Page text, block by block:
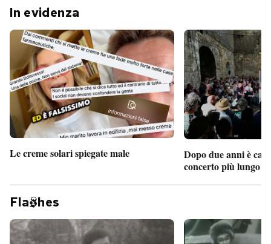
In evidenza
Le creme solari spiegate male
Dopo due anni è
concerto più lungo
Fla hes